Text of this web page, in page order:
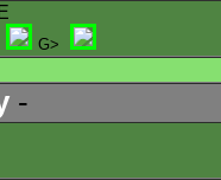
G>
-